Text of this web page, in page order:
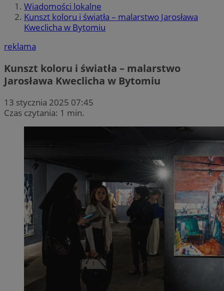
Wiadomości lokalne
Kunszt koloru i światła – malarstwo Jarosława
Kweclicha w Bytomiu
reklama
Kunszt koloru i światła – malarstwo
Jarosława Kweclicha w Bytomiu
13 stycznia 2025 07:45
Czas czytania: 1 min.